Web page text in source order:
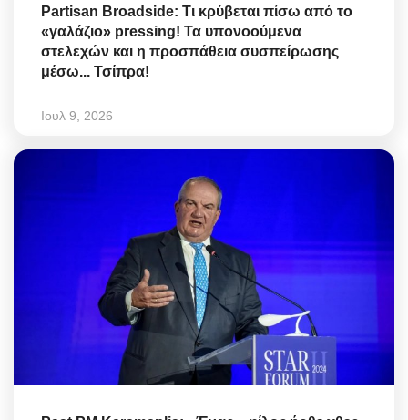
Partisan Broadside: Τι κρύβεται πίσω από το
«γαλάζιο» pressing! Τα υπονοούμενα
στελεχών και η προσπάθεια συσπείρωσης
μέσω... Τσίπρα!
Ιουλ 9, 2026